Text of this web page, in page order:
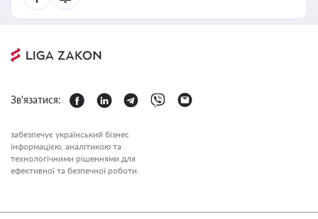
Зв'язатися:
забезпечує український бізнес
інформацією, аналітикою та
технологічними рішеннями для
ефективної та безпечної роботи.